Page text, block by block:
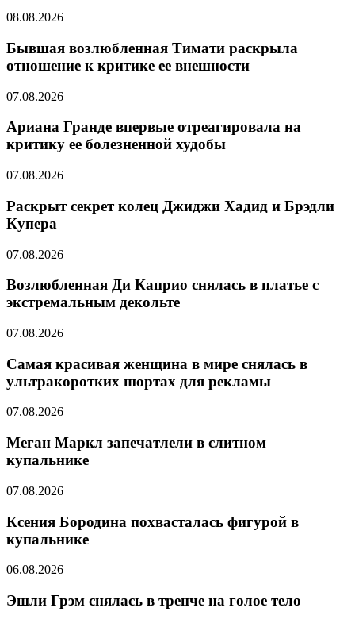
08.08.2026
Бывшая возлюбленная Тимати раскрыла
отношение к критике ее внешности
07.08.2026
Ариана Гранде впервые отреагировала на
критику ее болезненной худобы
07.08.2026
Раскрыт секрет колец Джиджи Хадид и Брэдли
Купера
07.08.2026
Возлюбленная Ди Каприо снялась в платье с
экстремальным декольте
07.08.2026
Самая красивая женщина в мире снялась в
ультракоротких шортах для рекламы
07.08.2026
Меган Маркл запечатлели в слитном
купальнике
07.08.2026
Ксения Бородина похвасталась фигурой в
купальнике
06.08.2026
Эшли Грэм снялась в тренче на голое тело